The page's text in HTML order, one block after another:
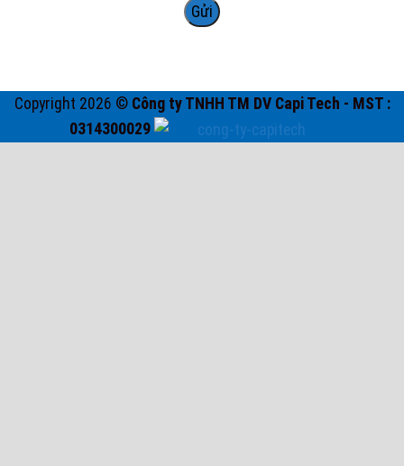
Copyright 2026 © Công ty TNHH TM DV Capi Tech - MST :
0314300029